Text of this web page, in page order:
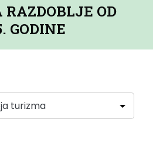
OD
GODINE